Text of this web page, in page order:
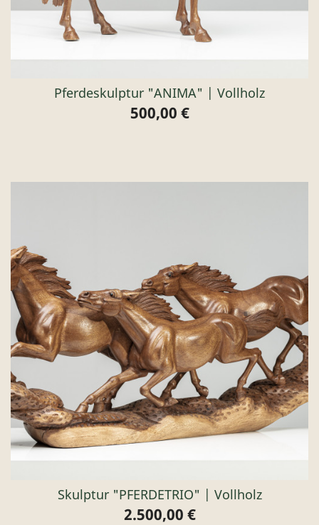
Pferdeskulptur "ANIMA" | Vollholz
Preis
500,00 €
Skulptur "PFERDETRIO" | Vollholz
Preis
2.500,00 €